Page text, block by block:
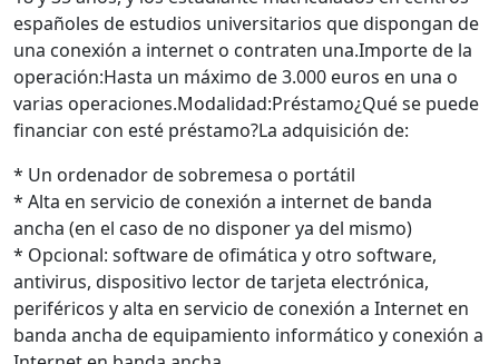
españoles de estudios universitarios que dispongan de
una conexión a internet o contraten una.Importe de la
operación:Hasta un máximo de 3.000 euros en una o
varias operaciones.Modalidad:Préstamo¿Qué se puede
financiar con esté préstamo?La adquisición de:
* Un ordenador de sobremesa o portátil
* Alta en servicio de conexión a internet de banda
ancha (en el caso de no disponer ya del mismo)
* Opcional: software de ofimática y otro software,
antivirus, dispositivo lector de tarjeta electrónica,
periféricos y alta en servicio de conexión a Internet en
banda ancha de equipamiento informático y conexión a